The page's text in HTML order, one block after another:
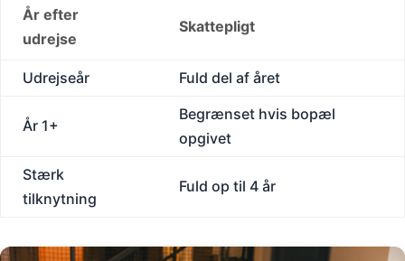
År efter
udrejse
Skattepligt
Udrejseår Fuld del af året
År 1+
Begrænset hvis bopæl
opgivet
Stærk
tilknytning
Fuld op til 4 år